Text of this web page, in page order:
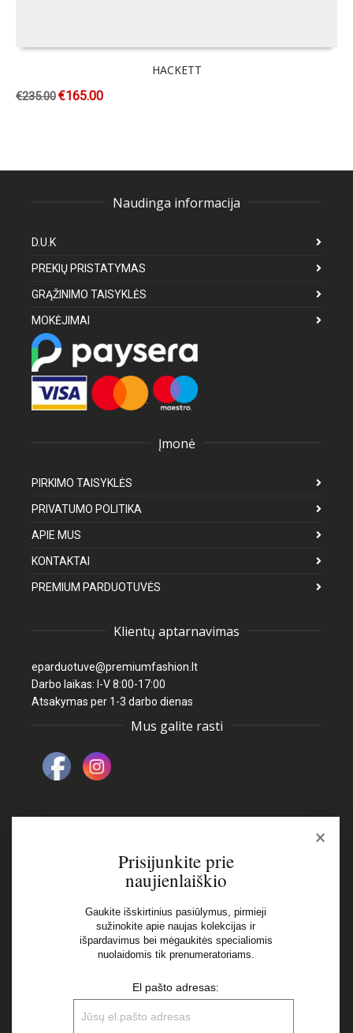
HACKETT
€235.00€165.00
Naudinga informacija
D.U.K
PREKIŲ PRISTATYMAS
GRĄŽINIMO TAISYKLĖS
MOKĖJIMAI
Įmonė
PIRKIMO TAISYKLĖS
PRIVATUMO POLITIKA
APIE MUS
KONTAKTAI
PREMIUM PARDUOTUVĖS
Klientų aptarnavimas
eparduotuve@premiumfashion.lt
Darbo laikas: I-V 8:00-17:00
Atsakymas per 1-3 darbo dienas
Mus galite rasti
Naujienlaiškis
Aš perskaičiau ir sutinku su Privatumo Politikos
×
Prisijunkite prie
naujienlaiškio
Gaukite išskirtinius pasiūlymus, pirmieji
sužinokite apie naujas kolekcijas ir
išpardavimus bei mėgaukitės specialiomis
nuolaidomis tik prenumeratoriams.
El pašto adresas: